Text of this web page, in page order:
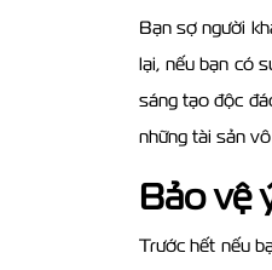
Bạn sợ người
lại, nếu bạn có
sáng tạo độc
những tài sản
Bảo vệ
Trước hết nếu